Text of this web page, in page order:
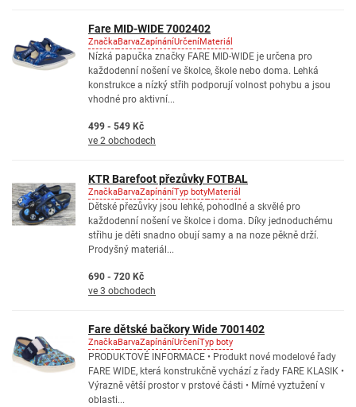
Fare MID-WIDE 7002402
ZnačkaBarvaZapínáníUrčeníMateriál
Nízká papučka značky FARE MID-WIDE je určena pro
každodenní nošení ve školce, škole nebo doma. Lehká
konstrukce a nízký střih podporují volnost pohybu a jsou
vhodné pro aktivní...
499 - 549 Kč
ve 2 obchodech
KTR Barefoot přezůvky FOTBAL
ZnačkaBarvaZapínáníTyp botyMateriál
Dětské přezůvky jsou lehké, pohodlné a skvělé pro
každodenní nošení ve školce i doma. Díky jednoduchému
střihu je děti snadno obují samy a na noze pěkně drží.
Prodyšný materiál...
690 - 720 Kč
ve 3 obchodech
Fare dětské bačkory Wide 7001402
ZnačkaBarvaZapínáníUrčeníTyp boty
PRODUKTOVÉ INFORMACE • Produkt nové modelové řady
FARE WIDE, která konstrukčně vychází z řady FARE KLASIK •
Výrazně větší prostor v prstové části • Mírné vyztužení v
oblasti...